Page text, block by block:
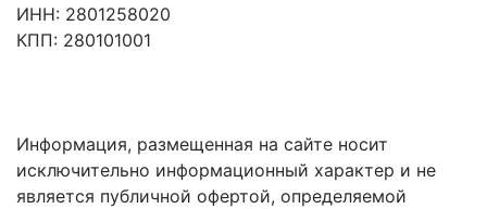
ИНН: 2801258020
КПП: 280101001
Информация, размещенная на сайте носит
исключительно информационный характер и не
является публичной офертой, определяемой